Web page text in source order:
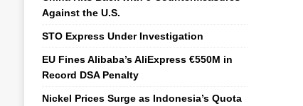
Against the U.S.
STO Express Under Investigation
EU Fines Alibaba’s AliExpress €550M in
Record DSA Penalty
Nickel Prices Surge as Indonesia’s Quota